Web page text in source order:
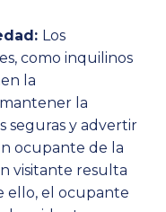
Los
como inquilinos
la
la
seguras y advertir
ocupante de la
visitante resulta
ello, el ocupante